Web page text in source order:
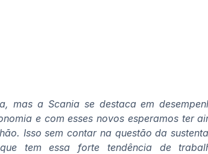
mas a Scania se destaca em
e com esses novos esperamos ter
Isso sem contar na questão da
tem essa forte tendência de